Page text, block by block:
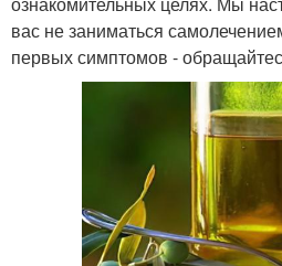
вас не заниматься
первых симптомов -